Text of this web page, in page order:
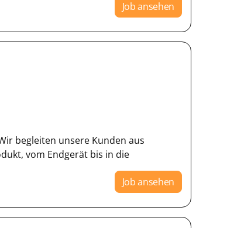
Job ansehen
begleiten unsere Kunden aus
vom Endgerät bis in die
Job ansehen